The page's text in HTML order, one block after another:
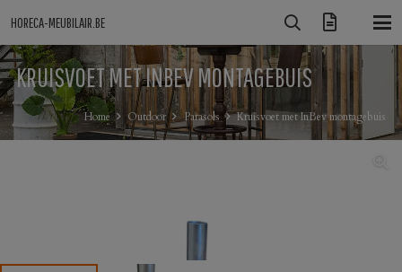
HORECA-MEUBILAIR.BE
KRUISVOET MET INBEV MONTAGEBUIS
Home Outdoor Parasols Kruisvoet met InBev montagebuis